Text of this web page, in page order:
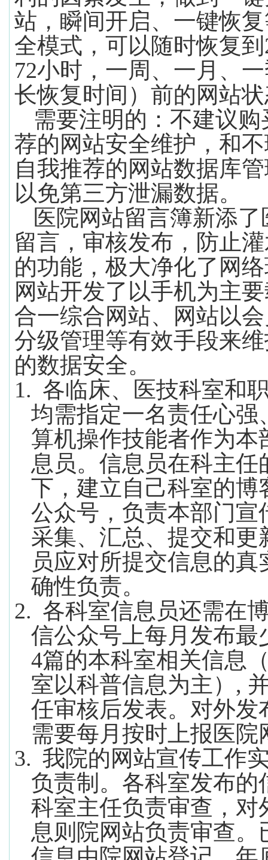
站，瞬间开启、一键恢
全模式，可以随时恢复到
72小时，一周、一月、
长恢复时间）前的网站
需要注明的：不建议购
荐的网站安全维护，和
自我推荐的网站数据库
以免第三方泄漏数据。
医院网站留言簿新添
留言，审核发布，防止
的功能，极大净化了网
网站开发了以手机为主
合一综合网站、网站以
分级管理等有效手段来
的数据安全。
1. 各临床、医技科室和
均需指定一名责任心强
算机操作技能者作为本
息员。信息员在科主任
下，建立自己科室的博
公众号，负责本部门宣
采集、汇总、提交和更
员应对所提交信息的真
确性负责。
2. 各科室信息员还需在
信公众号上每月发布最
4篇的本科室相关信息
室以科普信息为主） ,
任审核后发表。对外发
需要每月按时上报医院
3. 我院的网站宣传工作
负责制。各科室发布的
科室主任负责审查，对
息则院网站负责审查。